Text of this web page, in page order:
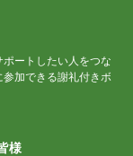
ートしたい人をつな
加できる謝礼付きボ
様